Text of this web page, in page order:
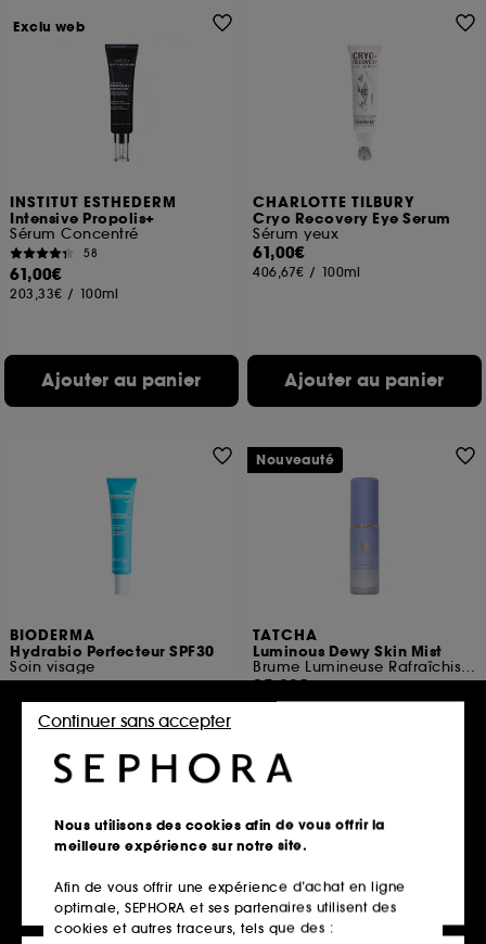
INSTITUT ESTHEDERM
Intensive Propolis+
Sérum Concentré
58
61,00€
203,33€ / 100ml
Ajouter au panier
Exclu web
CHARLOTTE TILBURY
Cryo Recovery Eye Serum
Sérum yeux
61,00€
406,67€ / 100ml
Ajouter au panier
BIODERMA
Hydrabio Perfecteur SPF30
Soin visage
25,00€
62,50€ /100ml
Ajouter au panier
TATCHA
Luminous Dewy Skin Mist
Brume Lumineuse Rafraîchissante
25,00€
208,33€ /100ml
Ajouter au panier
Nouveauté
Nous utilisons des cookies afin de vous offrir la
meilleure expérience sur notre site.
Afin de vous offrir une expérience d’achat en ligne
optimale, SEPHORA et ses partenaires utilisent des
cookies et autres traceurs, tels que des :
Continuer sans accepter